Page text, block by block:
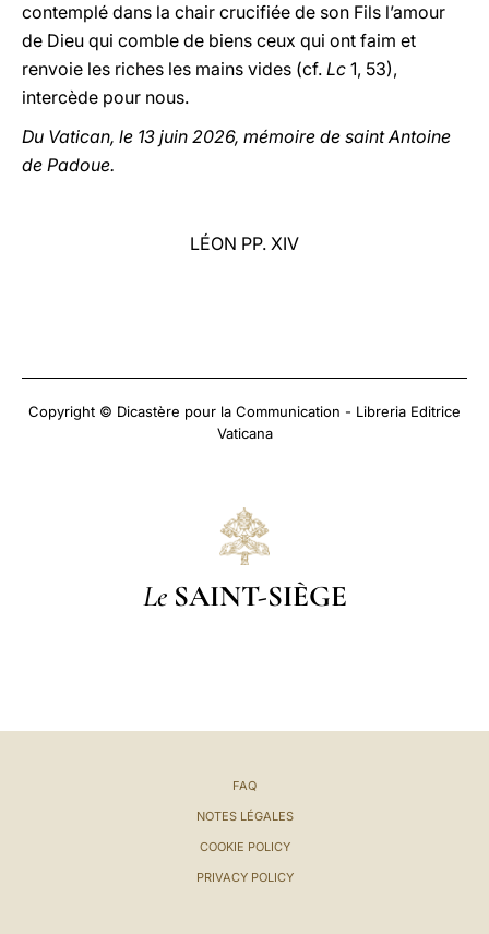
contemplé dans la chair crucifiée de son Fils l’amour
de Dieu qui comble de biens ceux qui ont faim et
renvoie les riches les mains vides (cf. Lc 1, 53),
intercède pour nous.
Du Vatican, le 13 juin 2026, mémoire de saint Antoine
de Padoue.
LÉON PP. XIV
Copyright © Dicastère pour la Communication - Libreria Editrice
Vaticana
Le SAINT-SIÈGE
FAQ
NOTES LÉGALES
COOKIE POLICY
PRIVACY POLICY